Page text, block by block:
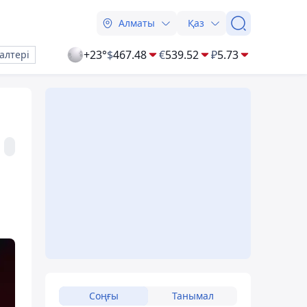
Алматы Қаз
+23°$467.48 €539.52 ₽5.73
Соңғы Танымал